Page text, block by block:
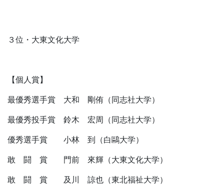
３位・大東文化大学
【個人賞】
最優秀選手賞 大和 剛侑（同志社大学）
最優秀投手賞 鈴木 宏周（同志社大学）
優秀選手賞 小林 到（白鷗大学）
敢 闘 賞 門前 來輝（大東文化大学）
敢 闘 賞 及川 諒也（東北福祉大学）